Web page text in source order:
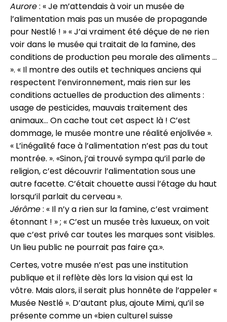
Aurore: « Je m’attendais à voir un musée de
l’alimentation mais pas un musée de propagande
pour Nestlé ! » « J’ai vraiment été déçue de ne rien
voir dans le musée qui traitait de la famine, des
conditions de production peu morale des aliments …
». « Il montre des outils et techniques anciens qui
respectent l’environnement, mais rien sur les
conditions actuelles de production des aliments :
usage de pesticides, mauvais traitement des
animaux… On cache tout cet aspect là ! C’est
dommage, le musée montre une réalité enjolivée ».
« L’inégalité face à l’alimentation n’est pas du tout
montrée. ». «Sinon, j’ai trouvé sympa qu’il parle de
religion, c’est découvrir l’alimentation sous une
autre facette. C’était chouette aussi l’étage du haut
lorsqu’il parlait du cerveau ».
Jérôme: « Il n’y a rien sur la famine, c’est vraiment
étonnant ! » ; « C’est un musée très luxueux, on voit
que c’est privé car toutes les marques sont visibles.
Un lieu public ne pourrait pas faire ça.».
Certes, votre musée n’est pas une institution
publique et il reflète dès lors la vision qui est la
vôtre. Mais alors, il serait plus honnête de l’appeler «
Musée Nestlé ». D’autant plus, ajoute Mimi, qu’il se
présente comme un «bien culturel suisse